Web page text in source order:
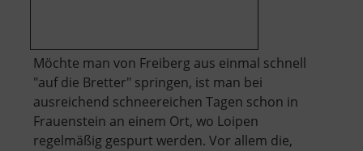
Möchte man von Freiberg aus einmal schnell
"auf die Bretter" springen, ist man bei
ausreichend schneereichen Tagen schon in
Frauenstein an einem Ort, wo Loipen
regelmäßig gespurt werden. Vor allem die,